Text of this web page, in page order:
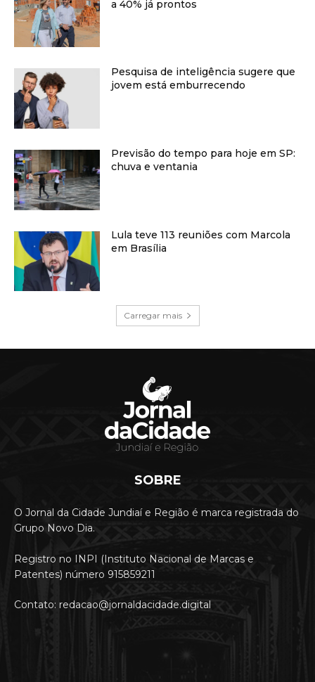
a 40% já prontos
Pesquisa de inteligência sugere que
jovem está emburrecendo
Previsão do tempo para hoje em SP:
chuva e ventania
Lula teve 113 reuniões com Marcola
em Brasília
Carregar mais
SOBRE
O Jornal da Cidade Jundiaí e Região é marca registrada do
Grupo Novo Dia.
Registro no INPI (Instituto Nacional de Marcas e
Patentes) número 915859211
Contato: redacao@jornaldacidade.digital